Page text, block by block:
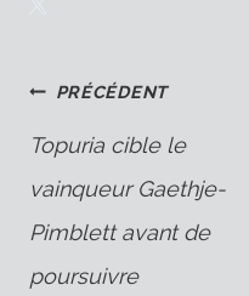
de
PRÉCÉDENT
Topuria cible le
vainqueur Gaethje-
Pimblett avant de
poursuivre